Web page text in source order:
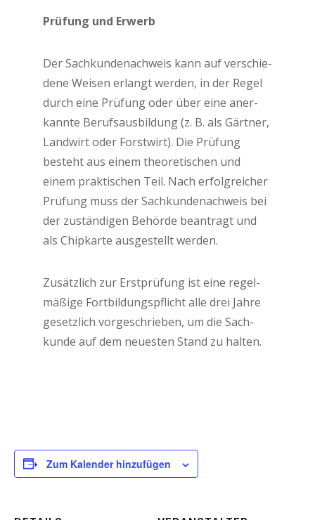
Prü­fung und Erwerb
Der Sach­kun­de­nach­weis kann auf ver­schie­
de­ne Wei­sen erlangt wer­den, in der Regel
durch eine Prü­fung oder über eine aner­
kann­te Berufs­aus­bil­dung (z. B. als Gärt­ner,
Land­wirt oder Forst­wirt). Die Prü­fung
besteht aus einem theo­re­ti­schen und
einem prak­ti­schen Teil. Nach erfolg­rei­cher
Prü­fung muss der Sach­kun­de­nach­weis bei
der zustän­di­gen Behör­de bean­tragt und
als Chip­kar­te aus­ge­stellt werden.
Zusätz­lich zur Erst­prü­fung ist eine regel­
mä­ßi­ge Fort­bil­dungs­pflicht alle drei Jah­re
gesetz­lich vor­ge­schrie­ben, um die Sach­
kun­de auf dem neu­es­ten Stand zu halten.
Zum Kalender hinzufügen